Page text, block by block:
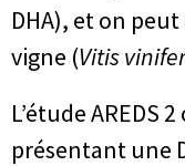
DHA), et on
vigne (Vitis
L’étude AREDS
présentant une